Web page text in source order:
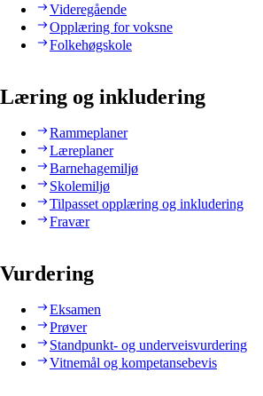
Videregående
Opplæring for voksne
Folkehøgskole
Læring og inkludering
Rammeplaner
Læreplaner
Barnehagemiljø
Skolemiljø
Tilpasset opplæring og inkludering
Fravær
Vurdering
Eksamen
Prøver
Standpunkt- og underveisvurdering
Vitnemål og kompetansebevis